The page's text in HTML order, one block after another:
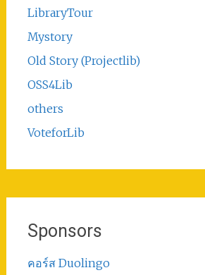
LibraryTour
Mystory
Old Story (Projectlib)
OSS4Lib
others
VoteforLib
Sponsors
คอร์ส Duolingo